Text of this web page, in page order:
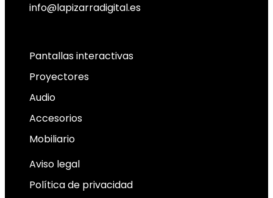
info@lapizarradigital.es
Pantallas interactivas
Proyectores
Audio
Accesorios
Mobiliario
Aviso legal
Política de privacidad